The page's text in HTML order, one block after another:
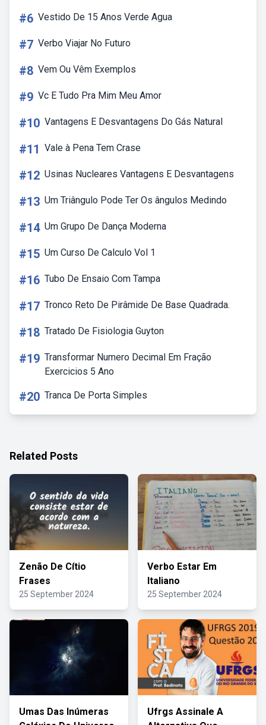
#6 Vestido De 15 Anos Verde Agua
#7 Verbo Viajar No Futuro
#8 Vem Ou Vêm Exemplos
#9 Vc E Tudo Pra Mim Meu Amor
#10 Vantagens E Desvantagens Do Gás Natural
#11 Vale à Pena Tem Crase
#12 Usinas Nucleares Vantagens E Desvantagens
#13 Um Triângulo Pode Ter Os ângulos Medindo
#14 Um Grupo De Dança Moderna
#15 Um Curso De Calculo Vol 1
#16 Tubo De Ensaio Com Tampa
#17 Tronco Reto De Pirâmide De Base Quadrada.
#18 Tratado De Fisiologia Guyton
#19 Transformar Numero Decimal Em Fração
Exercicios 5 Ano
#20 Tranca De Porta Simples
Related Posts
Zenão De Cítio
Frases
25 September 2024
Verbo Estar Em
Italiano
25 September 2024
Umas Das Inúmeras
Ufrgs Assinale A